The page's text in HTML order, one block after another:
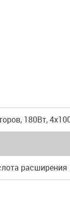
180Вт,
расширения